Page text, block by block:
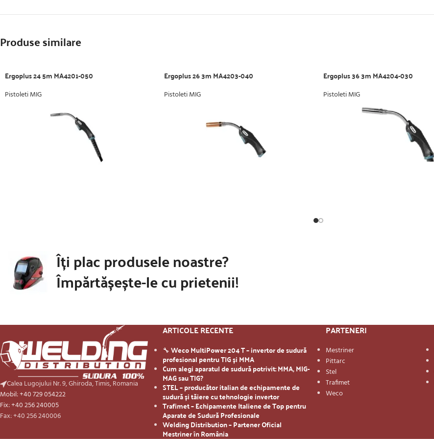
Produse similare
Ergoplus 24 5m MA4201-050
Pistoleti MIG
Ergoplus 26 3m MA4203-040
Pistoleti MIG
Ergoplus 36 3m MA4204-030
Pistoleti MIG
Îți plac produsele noastre?
Împărtășește-le cu prietenii!
Calea Lugojului Nr. 9, Ghiroda, Timis, Romania
Mobil: +40 729 054222
Fix: +40 256 240005
Fax: +40 256 240006
ARTICOLE RECENTE
🔧 Weco MultiPower 204 T – invertor de sudură
profesional pentru TIG și MMA
Cum alegi aparatul de sudură potrivit: MMA, MIG-
MAG sau TIG?
STEL – producător italian de echipamente de
sudură și tăiere cu tehnologie invertor
Trafimet – Echipamente Italiene de Top pentru
Aparate de Sudură Profesionale
Welding Distribution – Partener Oficial
Mestriner în România
PARTENERI
Mestriner
Pittarc
Stel
Trafimet
Weco